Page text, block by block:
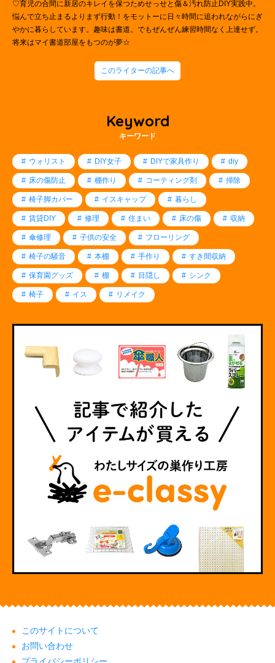
♡育児の合間に新居のキレイを保つためせっせと傷＆汚れ防止DIY実践中。
悩んで立ち止まるよりまず行動！をモットーに日々時間に追われながらにぎ
やかに暮らしています。趣味は書道。でもぜんぜん練習時間なく上達せず。
将来はマイ書道部屋をもつのが夢☆
このライターの記事へ
Keyword
キーワード
ウォリスト DIY女子 DIYで家具作り diy
床の傷防止 棚作り コーティング剤 掃除
椅子脚カバー イスキャップ 暮らし
賃貸DIY 修理 住まい 床の傷 収納
傘修理 子供の安全 フローリング
椅子の騒音 本棚 手作り すき間収納
保育園グッズ 棚 目隠し シンク
椅子 イス リメイク
このサイトについて
お問い合わせ